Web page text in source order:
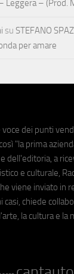
Leggera – (Prod.
su STEFANO
per amare
voce dei punti
"la prima
dell'editoria, a
e culturale,
viene inviato in
casi, chiede
la cultura e la